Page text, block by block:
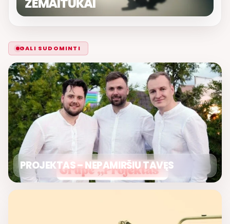
ŽEMAITUKAI
GALI SUDOMINTI
PROJEKTAS – NEPAMIRŠIU TAVĘS